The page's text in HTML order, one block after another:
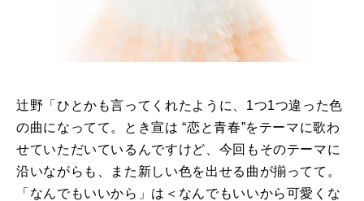
辻野「ひとかも言ってくれたように、1つ1つ違った色
の曲になってて。とき宣は “恋と青春”をテーマに歌わ
せていただいているんですけど、今回もそのテーマに
沿いながらも、また新しい色を出せる曲が揃ってて。
「なんでもいいから」は＜なんでもいいから可愛くな